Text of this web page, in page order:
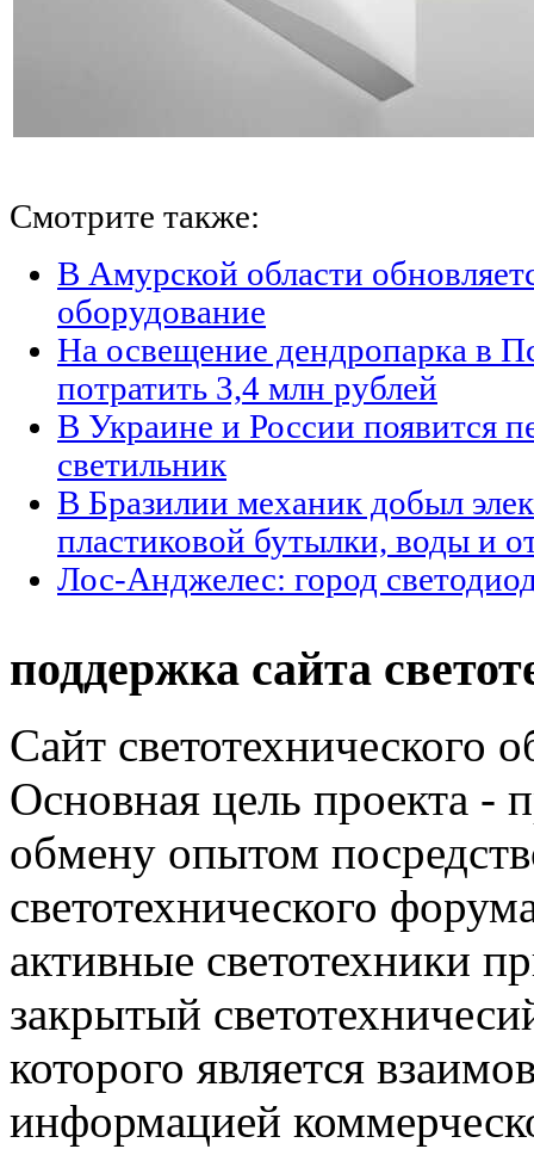
Смотрите также:
В Амурской области
оборудование
На освещение дендропарка в
потратить 3,4 млн рублей
В Украине и России появится
светильник
В Бразилии механик добыл
пластиковой бутылки, воды и
Лос-Анджелес: город
поддержка сайта
Сайт светотехнического
Основная цель проекта -
обмену опытом
светотехнического
активные светотехники
закрытый
которого является
информацией